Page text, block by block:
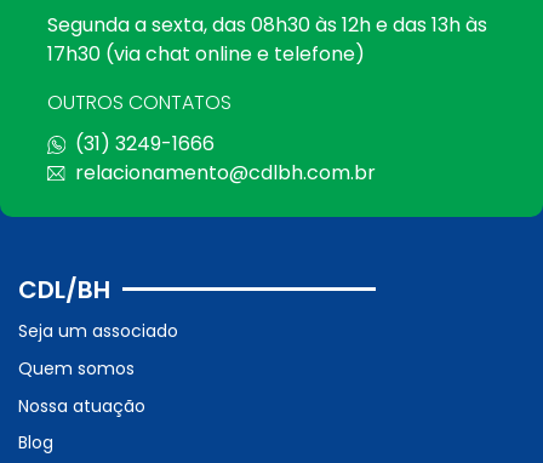
Segunda a sexta, das 08h30 às 12h e das 13h às
17h30 (via chat online e telefone)
OUTROS CONTATOS
(31) 3249-1666
relacionamento@cdlbh.com.br
CDL/BH
Seja um associado
Quem somos
Nossa atuação
Blog